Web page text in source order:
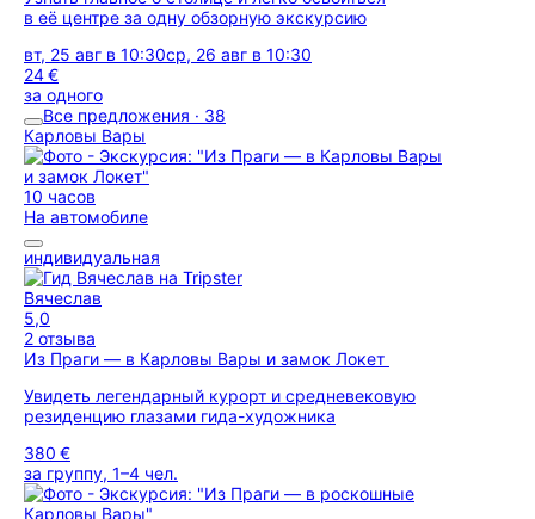
в её центре за одну обзорную экскурсию
вт, 25 авг в 10:30ср, 26 авг в 10:30
24 €
за одного
Все предложения · 38
Карловы Вары
10 часов
На автомобиле
индивидуальная
Вячеслав
5,0
2 отзыва
Из Праги — в Карловы Вары и замок Локет
Увидеть легендарный курорт и средневековую
резиденцию глазами гида-художника
380 €
за группу, 1–4 чел.